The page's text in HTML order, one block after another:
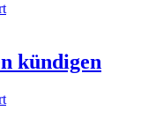
kündigen